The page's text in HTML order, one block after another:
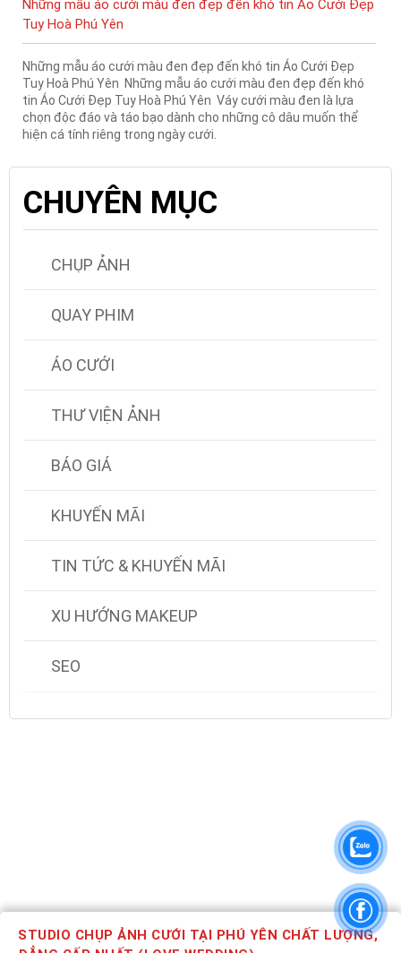
Những mẫu áo cưới màu đen đẹp đến khó tin Áo Cưới Đẹp
Tuy Hoà Phú Yên
Những mẫu áo cưới màu đen đẹp đến khó tin Áo Cưới Đẹp
Tuy Hoà Phú Yên Những mẫu áo cưới màu đen đẹp đến khó
tin Áo Cưới Đẹp Tuy Hoà Phú Yên Váy cưới màu đen là lựa
chọn độc đáo và táo bạo dành cho những cô dâu muốn thể
hiện cá tính riêng trong ngày cưới.
CHUYÊN MỤC
CHỤP ẢNH
QUAY PHIM
ÁO CƯỚI
THƯ VIỆN ẢNH
BÁO GIÁ
KHUYẾN MÃI
TIN TỨC & KHUYẾN MÃI
XU HƯỚNG MAKEUP
SEO
STUDIO CHỤP ẢNH CƯỚI TẠI PHÚ YÊN CHẤT LƯỢNG,